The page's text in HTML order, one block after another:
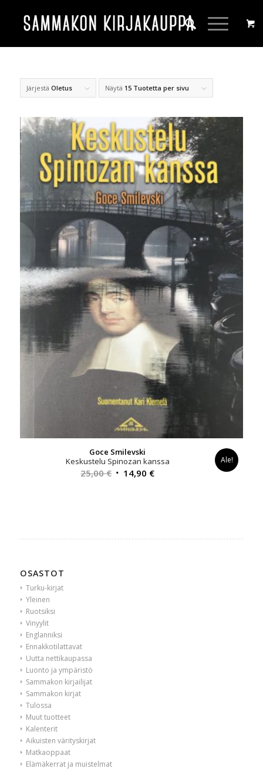
Järjestä Oletus Näytä 15 Tuotetta per sivu
Goce Smilevski
Keskustelu Spinozan kanssa
25,00€ Alkuperäinen
14,90 €Nykyinen
Ale!
OSASTOT
Turku-kirjat
Yleinen
Ruotsiksi
Vinyylit
Englanniksi
Ennakkotilattavat
Uutta nettikaupassa
Luonto ja ympäristö
Sammakon kirjailijat
Sammakon kirjat
Tulossa
Muut tuotteet
Kalenterit
Aikuisten värityskirjat
Matkaoppaat
Elämäkerrat ja muistelmat